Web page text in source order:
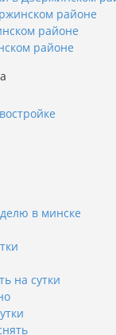
районе
районе
районе
в минске
на сутки